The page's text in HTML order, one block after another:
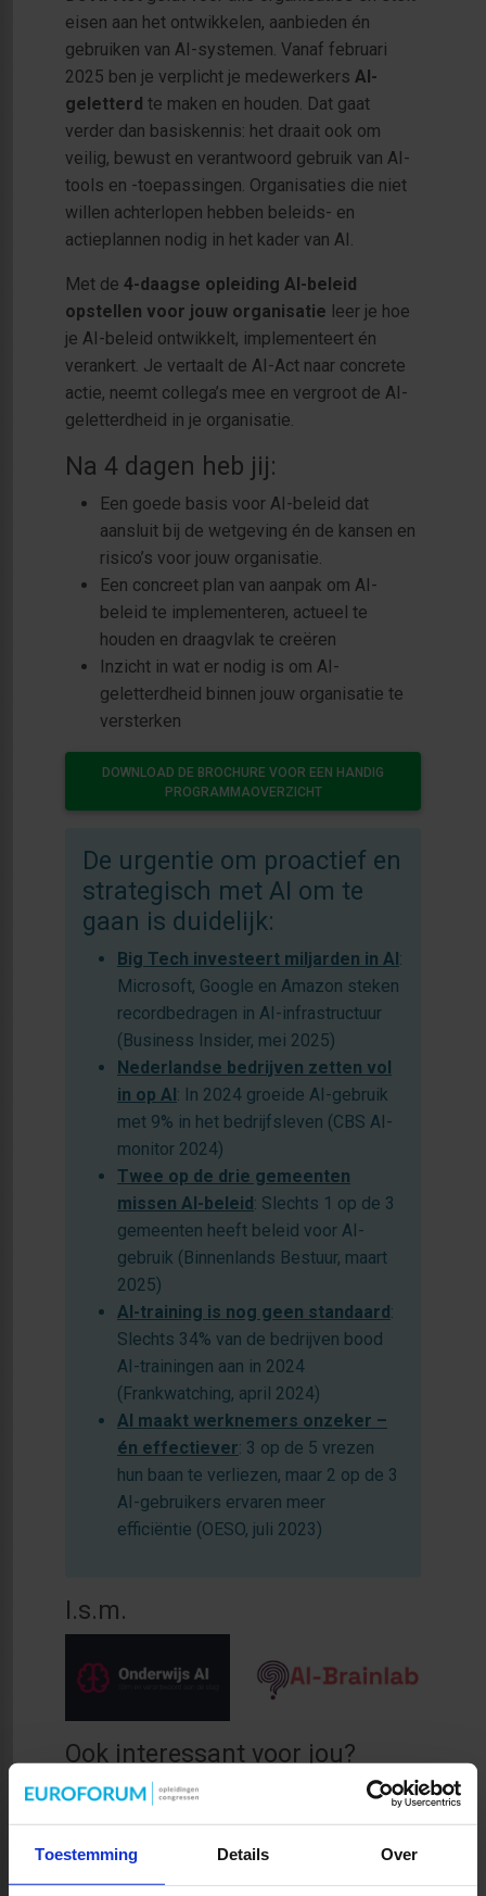
Toestemming Details Over
eisen aan het ontwikkelen, aanbieden én
gebruiken van AI-systemen. Vanaf februari
2025 ben je verplicht je medewerkers AI-
geletterd te maken en houden. Dat gaat
verder dan basiskennis: het draait ook om
veilig, bewust en verantwoord gebruik van AI-
tools en -toepassingen. Organisaties die niet
willen achterlopen hebben beleids- en
actieplannen nodig in het kader van AI.
Met de 4-daagse opleiding AI-beleid
opstellen voor jouw organisatie leer je hoe
je AI-beleid ontwikkelt, implementeert én
verankert. Je vertaalt de AI-Act naar concrete
actie, neemt collega’s mee en vergroot de AI-
geletterdheid in je organisatie.
Na 4 dagen heb jij:
Een goede basis voor AI-beleid dat
aansluit bij de wetgeving én de kansen en
risico’s voor jouw organisatie.
Een concreet plan van aanpak om AI-
beleid te implementeren, actueel te
houden en draagvlak te creëren
Inzicht in wat er nodig is om AI-
geletterdheid binnen jouw organisatie te
versterken
DOWNLOAD DE BROCHURE VOOR EEN HANDIG
PROGRAMMAOVERZICHT
De urgentie om proactief en
strategisch met AI om te
gaan is duidelijk:
Big Tech investeert miljarden in AI:
Microsoft, Google en Amazon steken
recordbedragen in AI-infrastructuur
(Business Insider, mei 2025)
Nederlandse bedrijven zetten vol
in op AI: In 2024 groeide AI-gebruik
met 9% in het bedrijfsleven (CBS AI-
monitor 2024)
Twee op de drie gemeenten
missen AI-beleid: Slechts 1 op de 3
gemeenten heeft beleid voor AI-
gebruik (Binnenlands Bestuur, maart
2025)
AI-training is nog geen standaard:
Slechts 34% van de bedrijven bood
AI-trainingen aan in 2024
(Frankwatching, april 2024)
AI maakt werknemers onzeker –
én effectiever: 3 op de 5 vrezen
hun baan te verliezen, maar 2 op de 3
AI-gebruikers ervaren meer
efficiëntie (OESO, juli 2023)
I.s.m.
Ook interessant voor jou?
AI voor de overheid:
overheid/